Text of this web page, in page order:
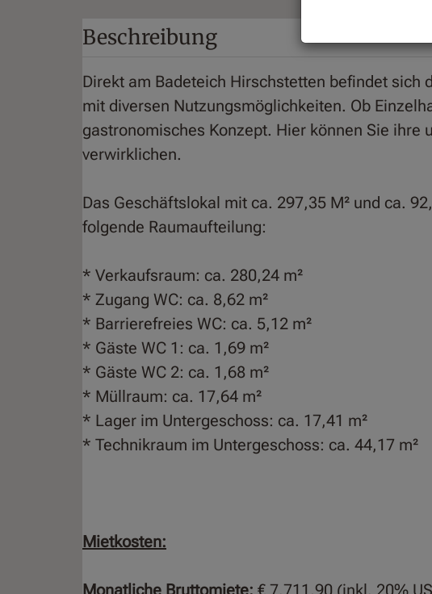
Beschreibung
Direkt am Badeteich Hirschstetten befindet sich
mit diversen Nutzungsmöglichkeiten. Ob
gastronomisches Konzept. Hier können Sie ihre
verwirklichen.
Das Geschäftslokal mit ca. 297,35 M² und ca.
folgende Raumaufteilung:
* Verkaufsraum: ca. 280,24 m²
* Zugang WC: ca. 8,62 m²
* Barrierefreies WC: ca. 5,12 m²
* Gäste WC 1: ca. 1,69 m²
* Gäste WC 2: ca. 1,68 m²
* Müllraum: ca. 17,64 m²
* Lager im Untergeschoss: ca. 17,41 m²
* Technikraum im Untergeschoss: ca. 44,17 m²
Mietkosten:
Monatliche Bruttomiete: € 7.711,90 (inkl. 20%